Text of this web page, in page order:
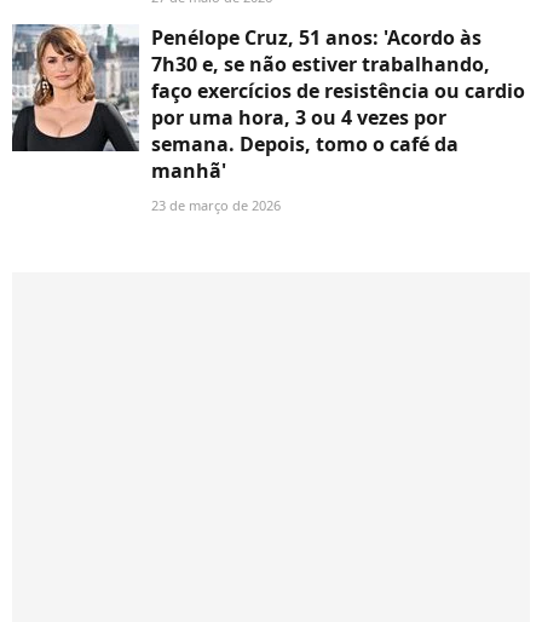
Penélope Cruz, 51 anos: 'Acordo às
7h30 e, se não estiver trabalhando,
faço exercícios de resistência ou cardio
por uma hora, 3 ou 4 vezes por
semana. Depois, tomo o café da
manhã'
23 de março de 2026